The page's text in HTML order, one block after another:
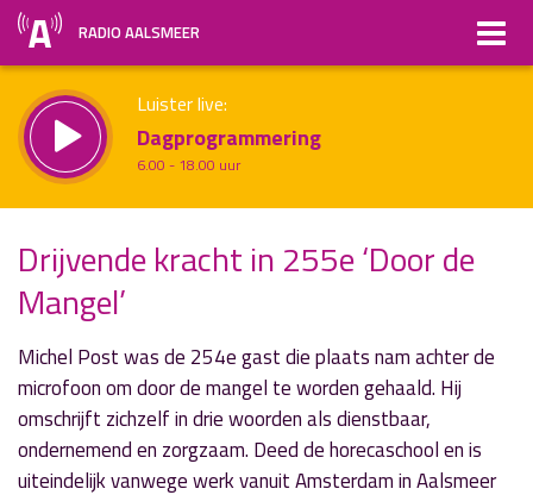
RADIO AALSMEER
Luister live:
Dagprogrammering
6.00 - 18.00 uur
Non-stop muziek
18.00 - 19.00 uur
Vorig uur
Drijvende kracht in 255e ‘Door de
Mangel’
Michel Post was de 254e gast die plaats nam achter de
microfoon om door de mangel te worden gehaald. Hij
omschrijft zichzelf in drie woorden als dienstbaar,
ondernemend en zorgzaam. Deed de horecaschool en is
uiteindelijk vanwege werk vanuit Amsterdam in Aalsmeer